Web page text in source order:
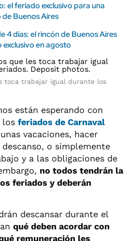
el feriado exclusivo para una
Buenos Aires
4 días: el rincón de Buenos Aires
en agosto
toca trabajar igual durante los
están esperando con
los feriados de Carnaval
vacaciones, hacer
descanso, o simplemente
y a las obligaciones de
no todos tendrán la
feriados y deberán
descansar durante el
qué deben acordar con
remuneración les